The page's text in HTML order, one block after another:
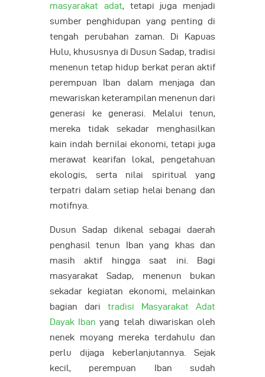
masyarakat adat, tetapi juga menjadi
sumber penghidupan yang penting di
tengah perubahan zaman. Di Kapuas
Hulu, khususnya di Dusun Sadap, tradisi
menenun tetap hidup berkat peran aktif
perempuan Iban dalam menjaga dan
mewariskan keterampilan menenun dari
generasi ke generasi. Melalui tenun,
mereka tidak sekadar menghasilkan
kain indah bernilai ekonomi, tetapi juga
merawat kearifan lokal, pengetahuan
ekologis, serta nilai spiritual yang
terpatri dalam setiap helai benang dan
motifnya.
Dusun Sadap dikenal sebagai daerah
penghasil tenun Iban yang khas dan
masih aktif hingga saat ini. Bagi
masyarakat Sadap, menenun bukan
sekadar kegiatan ekonomi, melainkan
bagian dari tradisi Masyarakat Adat
Dayak Iban yang telah diwariskan oleh
nenek moyang mereka terdahulu dan
perlu dijaga keberlanjutannya. Sejak
kecil, perempuan Iban sudah